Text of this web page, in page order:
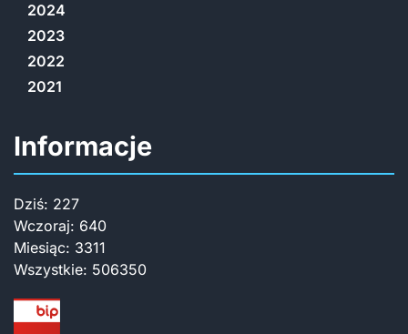
2024
2023
2022
2021
Informacje
Dziś: 227
Wczoraj: 640
Miesiąc: 3311
Wszystkie: 506350